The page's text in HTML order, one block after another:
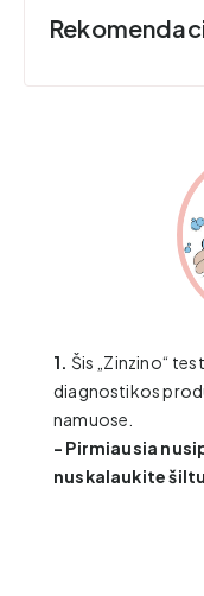
1. Šis „Zinzino“
diagnostikos
namuose.
- Pirmiausia
nuskalaukite